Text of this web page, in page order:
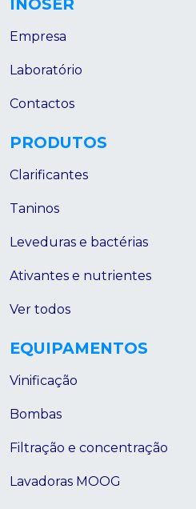
INOSER
Empresa
Laboratório
Contactos
PRODUTOS
Clarificantes
Taninos
Leveduras e bactérias
Ativantes e nutrientes
Ver todos
EQUIPAMENTOS
Vinificação
Bombas
Filtração e concentração
Lavadoras MOOG